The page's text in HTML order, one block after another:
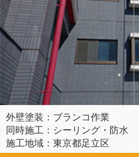
外壁塗装：ブランコ作業
同時施工：シーリング・防水
施工地域：東京都足立区